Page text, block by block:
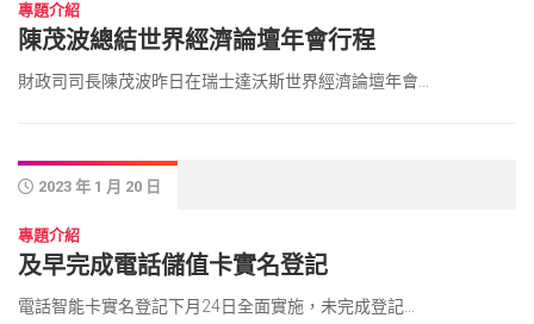
專題介紹
陳茂波總結世界經濟論壇年會行程
財政司司長陳茂波昨日在瑞士達沃斯世界經濟論壇年會...
2023 年 1 月 20 日
專題介紹
及早完成電話儲值卡實名登記
電話智能卡實名登記下月24日全面實施，未完成登記...